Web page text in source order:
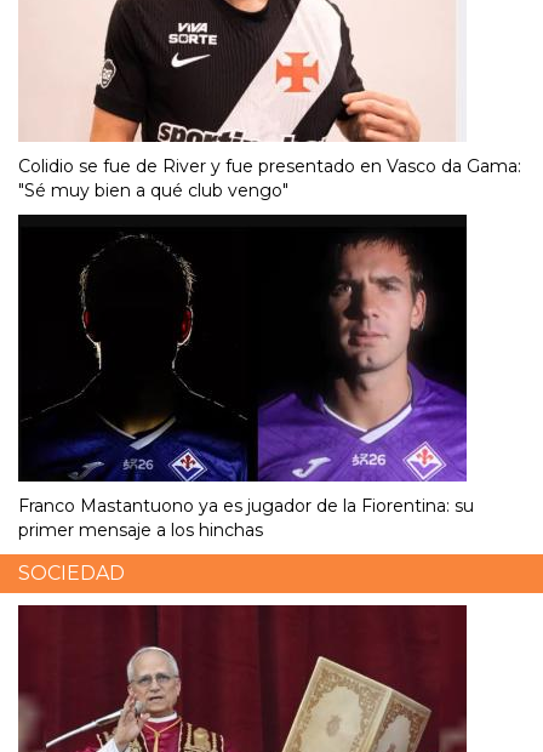
Colidio se fue de River y fue presentado en Vasco da Gama:
"Sé muy bien a qué club vengo"
Franco Mastantuono ya es jugador de la Fiorentina: su
primer mensaje a los hinchas
SOCIEDAD